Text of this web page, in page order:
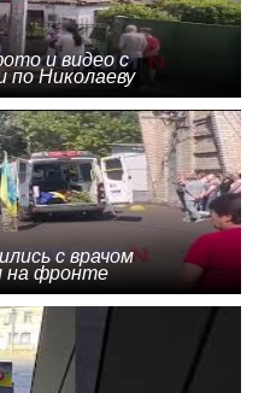
и видео с
по Николаеву
с врачом
на фронте